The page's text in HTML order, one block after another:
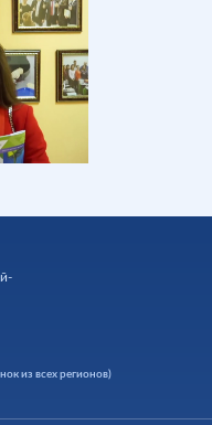
из всех регионов)